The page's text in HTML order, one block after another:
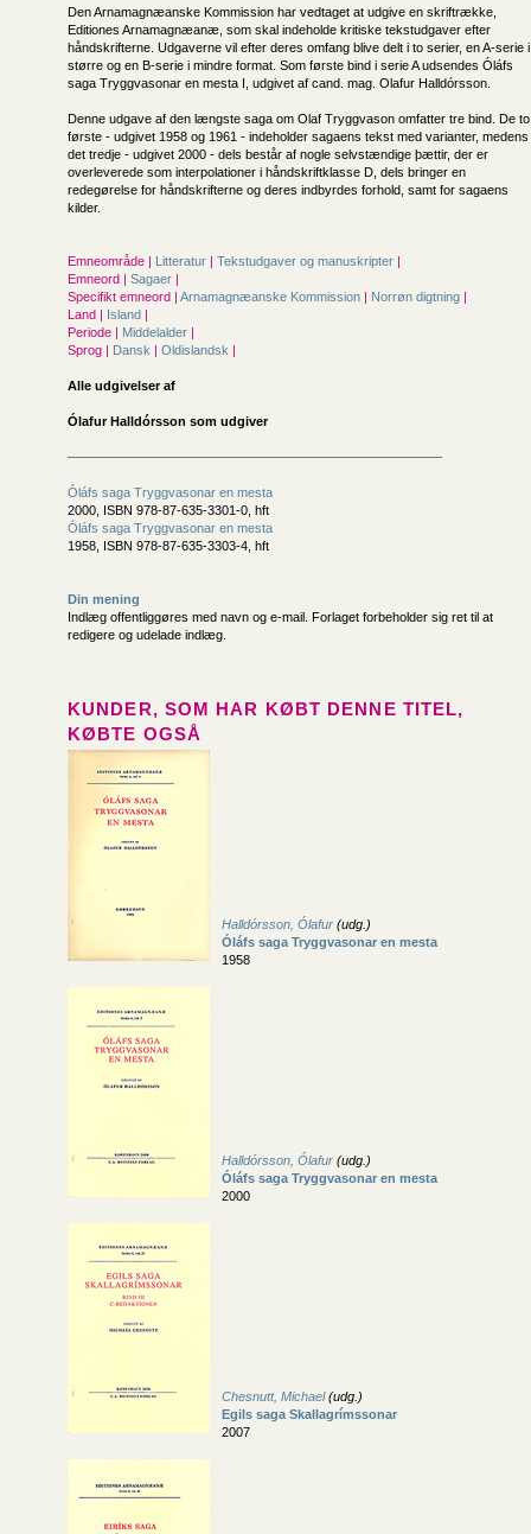
Den Arnamagnæanske Kommission har vedtaget at ud­give en skriftrække,
Editiones Arnamagnæanæ, som skal indeholde kritiske tekstudgaver efter
håndskrifterne. Ud­gaverne vil efter deres omfang blive delt i to serier, en A-serie i
større og en B-serie i mindre format. Som første bind i serie A udsendes Óláfs
saga Tryggvasonar en mesta I, udgivet af cand. mag. Olafur Halldórsson.
Denne udgave af den længste saga om Olaf Tryggvason om­fatter tre bind. De to
første - udgivet 1958 og 1961 - indeholder sagaens tekst med varianter, medens
det tredje - udgivet 2000 - dels består af nogle selvstændige þættir, der er
overleverede som interpolationer i håndskriftklasse D, dels bringer en
redegørelse for håndskrifterne og deres ind­byrdes forhold, samt for sagaens
kilder.
Emneområde | Litteratur | Tekstudgaver og manuskripter |
Emneord | Sagaer |
Specifikt emneord | Arnamagnæanske Kommission | Norrøn digtning |
Land | Island |
Periode | Middelalder |
Sprog | Dansk | Oldislandsk |
Alle udgivelser af
Ólafur Halldórsson som udgiver
Óláfs saga Tryggvasonar en mesta
2000, ISBN 978-87-635-3301-0, hft
Óláfs saga Tryggvasonar en mesta
1958, ISBN 978-87-635-3303-4, hft
Din mening
Indlæg offentliggøres med navn og e-mail. Forlaget forbeholder sig ret til at
redigere og udelade indlæg.
KUNDER, SOM HAR KØBT DENNE TITEL,
KØBTE OGSÅ
Halldórsson, Ólafur (udg.)
Óláfs saga Tryggvasonar en mesta
1958
Halldórsson, Ólafur (udg.)
Óláfs saga Tryggvasonar en mesta
2000
Chesnutt, Michael(udg.)
Egils saga Skallagrímssonar
2007